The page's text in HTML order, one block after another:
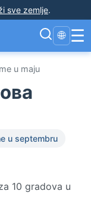
sve zemlje.
🌐 ☰
u maju
u septembru
10 gradova u